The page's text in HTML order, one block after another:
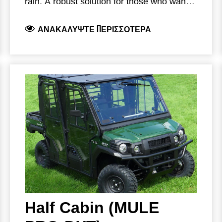
for MULE PRO-DX.
022CAT0043A: Windscreen+ Wiper+
Washer
022CAT0026: Steel Roof Panel
022CAT0026A: Plastic Roof Panel
022CAT0027(A): Rear Panel
022CAT0028: Door set
022CAT0044: Wiper set
022CAT0045: Washer set
42S08U01S02: Heater set (accessory
fuse kit recommended)
Image shown is 022CAT0020A– MULE
PRO-DX Hard Cabin Kit with Doors with
Sliding Windows.
ΑΝΑΚΑΛΎΨΤΕ ΠΕΡΙΣΣΌΤΕΡΑ
Half Cabin (MULE